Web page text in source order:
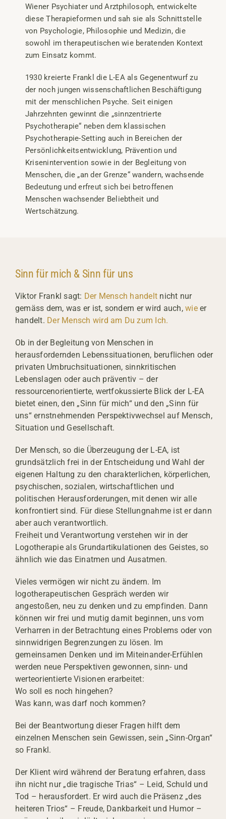
Wiener Psychiater und Arztphilosoph, entwickelte
diese Therapieformen und sah sie als Schnittstelle
von Psychologie, Philosophie und Medizin, die
sowohl im therapeutischen wie beratenden Kontext
zum Einsatz kommt.
1930 kreierte Frankl die L-EA als Gegenentwurf zu
der noch jungen wissenschaftlichen Beschäftigung
mit der menschlichen Psyche. Seit einigen
Jahrzehnten gewinnt die „sinnzentrierte
Psychotherapie“ neben dem klassischen
Psychotherapie-Setting auch in Bereichen der
Persönlichkeitsentwicklung, Prävention und
Krisenintervention sowie in der Begleitung von
Menschen, die „an der Grenze“ wandern, wachsende
Bedeutung und erfreut sich bei betroffenen
Menschen wachsender Beliebtheit und
Wertschätzung.
Sinn für mich & Sinn für uns
Viktor Frankl sagt: Der Mensch handelt nicht nur
gemäss dem, was er ist, sondern er wird auch,wieer
handelt. Der Mensch wird am Du zum ch.
Ob in der Begleitung von Menschen in
herausfordernden Lebenssituationen, beruflichen oder
privaten Umbruchsituationen, sinnkritischen
Lebenslagen oder auch präventiv – der
ressourcenorientierte, wertfokussierte Blick der L-EA
bietet einen, den „Sinn für mich“ und den „Sinn für
uns“ ernstnehmenden Perspektivwechsel auf Mensch,
Situation und Gesellschaft.
Der Mensch, so die Überzeugung der L-EA, ist
grundsätzlich frei in der Entscheidung und Wahl der
eigenen Haltung zu den charakterlichen, körperlichen,
psychischen, sozialen, wirtschaftlichen und
politischen Herausforderungen, mit denen wir alle
konfrontiert sind. Für diese Stellungnahme ist er dann
aber auch verantwortlich.
Freiheit und Verantwortung verstehen wir in der
Logotherapie als Grundartikulationen des Geistes, so
ähnlich wie das Einatmen und Ausatmen.
Vieles vermögen wir nicht zu ändern. Im
logotherapeutischen Gespräch werden wir
angestoßen, neu zu denken und zu empfinden. Dann
können wir frei und mutig damit beginnen, uns vom
Verharren in der Betrachtung eines Problems oder von
sinnwidrigen Begrenzungen zu lösen. Im
gemeinsamen Denken und im Miteinander-Erfühlen
werden neue Perspektiven gewonnen, sinn- und
werteorientierte Visionen erarbeitet:
Wo soll es noch hingehen?
Was kann, was darf noch kommen?
Bei der Beantwortung dieser Fragen hilft dem
einzelnen Menschen sein Gewissen, sein „Sinn-Organ“
so Frankl.
Der Klient wird während der Beratung erfahren, dass
ihn nicht nur „die tragische Trias“ – Leid, Schuld und
Tod – herausfordert. Er wird auch die Präsenz „des
heiteren Trios“ – Freude, Dankbarkeit und Humor –